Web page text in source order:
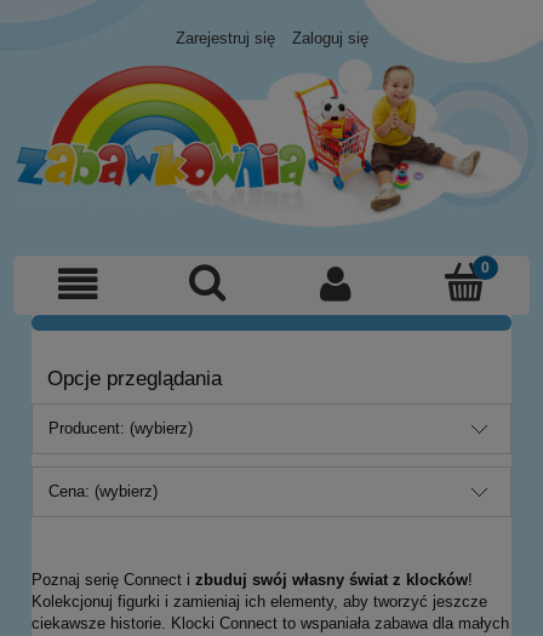
Zarejestruj się Zaloguj się
Opcje przeglądania
Producent: (wybierz)
Cena: (wybierz)
Poznaj serię Connect i zbuduj swój własny świat z klocków!
Kolekcjonuj figurki i zamieniaj ich elementy, aby tworzyć jeszcze
ciekawsze historie. Klocki Connect to wspaniała zabawa dla małych